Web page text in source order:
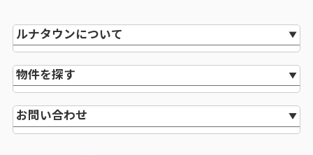
ルナタウンについて
物件を探す
お問い合わせ